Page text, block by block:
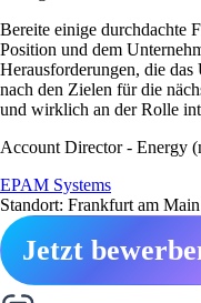
Bereite einige durchdachte
Position und dem
Herausforderungen, die
nach den Zielen für die
und wirklich an der Rolle
Account Director - Energy
EPAM Systems
Standort: Frankfurt am Main
Jetzt